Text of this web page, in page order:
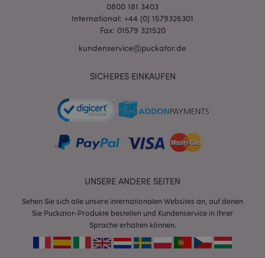
0800 181 3403
International: +44 (0) 1579326301
Fax: 01579 321520
kundenservice@puckator.de
SICHERES EINKAUFEN
UNSERE ANDERE SEITEN
Sehen Sie sich alle unsere internationalen Websites an, auf denen
Sie Puckator-Produkte bestellen und Kundenservice in Ihrer
Sprache erhalten können.
Name
Provider
CookieScriptConsent
CookieScript
.puckator.de
mage-cache-storage-section-
invalidation
Adobe Inc.
www.puckator.de
PHPSESSID
PHP.net
.www.puckator.de